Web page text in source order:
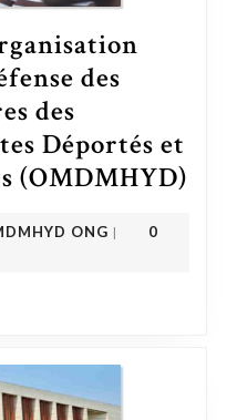
des
des
Déportés et
(OMDMHYD)
ONG |
0